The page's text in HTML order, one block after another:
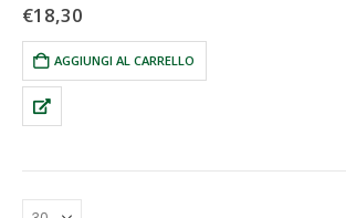
spruzzie polveri di grosse
dimensioni
Lente panoramica
perfettamente
sovrapponibile agli occhiali
€18,30
AGGIUNGI AL CARRELLO